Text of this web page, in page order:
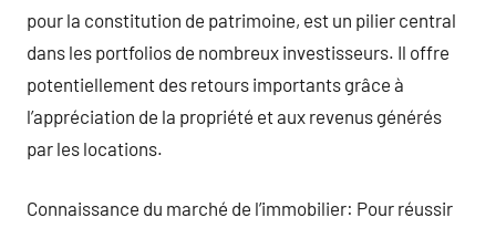
pour la constitution de patrimoine, est un pilier central
dans les portfolios de nombreux investisseurs. Il offre
potentiellement des retours importants grâce à
l’appréciation de la propriété et aux revenus générés
par les locations.
Connaissance du marché de l’immobilier: Pour réussir